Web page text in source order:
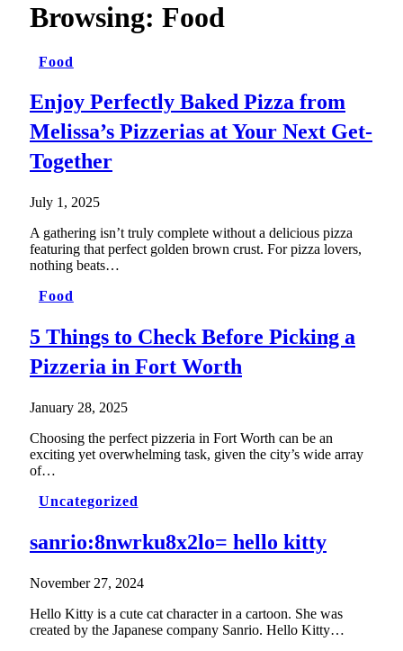
Browsing: Food
Food
Enjoy Perfectly Baked Pizza from
Melissa’s Pizzerias at Your Next Get-
Together
July 1, 2025
A gathering isn’t truly complete without a delicious pizza
featuring that perfect golden brown crust. For pizza lovers,
nothing beats…
Food
5 Things to Check Before Picking a
Pizzeria in Fort Worth
January 28, 2025
Choosing the perfect pizzeria in Fort Worth can be an
exciting yet overwhelming task, given the city’s wide array
of…
Uncategorized
sanrio:8nwrku8x2lo= hello kitty
November 27, 2024
Hello Kitty is a cute cat character in a cartoon. She was
created by the Japanese company Sanrio. Hello Kitty…